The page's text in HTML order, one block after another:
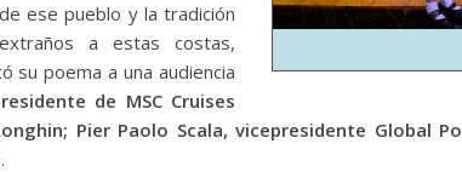
ese pueblo y la tradición
a estas costas,
su poema a una audiencia
de MSC Cruises
Pier Paolo Scala, vicepresidente Global